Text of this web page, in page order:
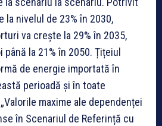
la nivelul de 23% în 2030,
va crește la 29% în 2035,
la 21% în 2050. Țițeiul
de energie importată în
perioadă și în toate
maxime ale dependenței
în Scenariul de Referință cu